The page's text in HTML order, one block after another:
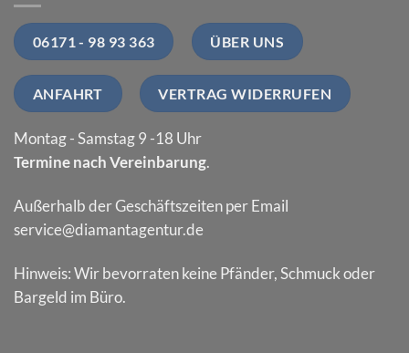
06171 - 98 93 363 ÜBER UNS
ANFAHRT VERTRAG WIDERRUFEN
Montag - Samstag 9 -18 Uhr
Termine nach Vereinbarung.
Außerhalb der Geschäftszeiten per Email
service@diamantagentur.de
Hinweis: Wir bevorraten keine Pfänder, Schmuck oder
Bargeld im Büro.